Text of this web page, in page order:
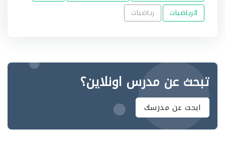
الرياضيات
رياضيات
تبحث عن مدرس اونلاين؟
ابحث عن مدرسك